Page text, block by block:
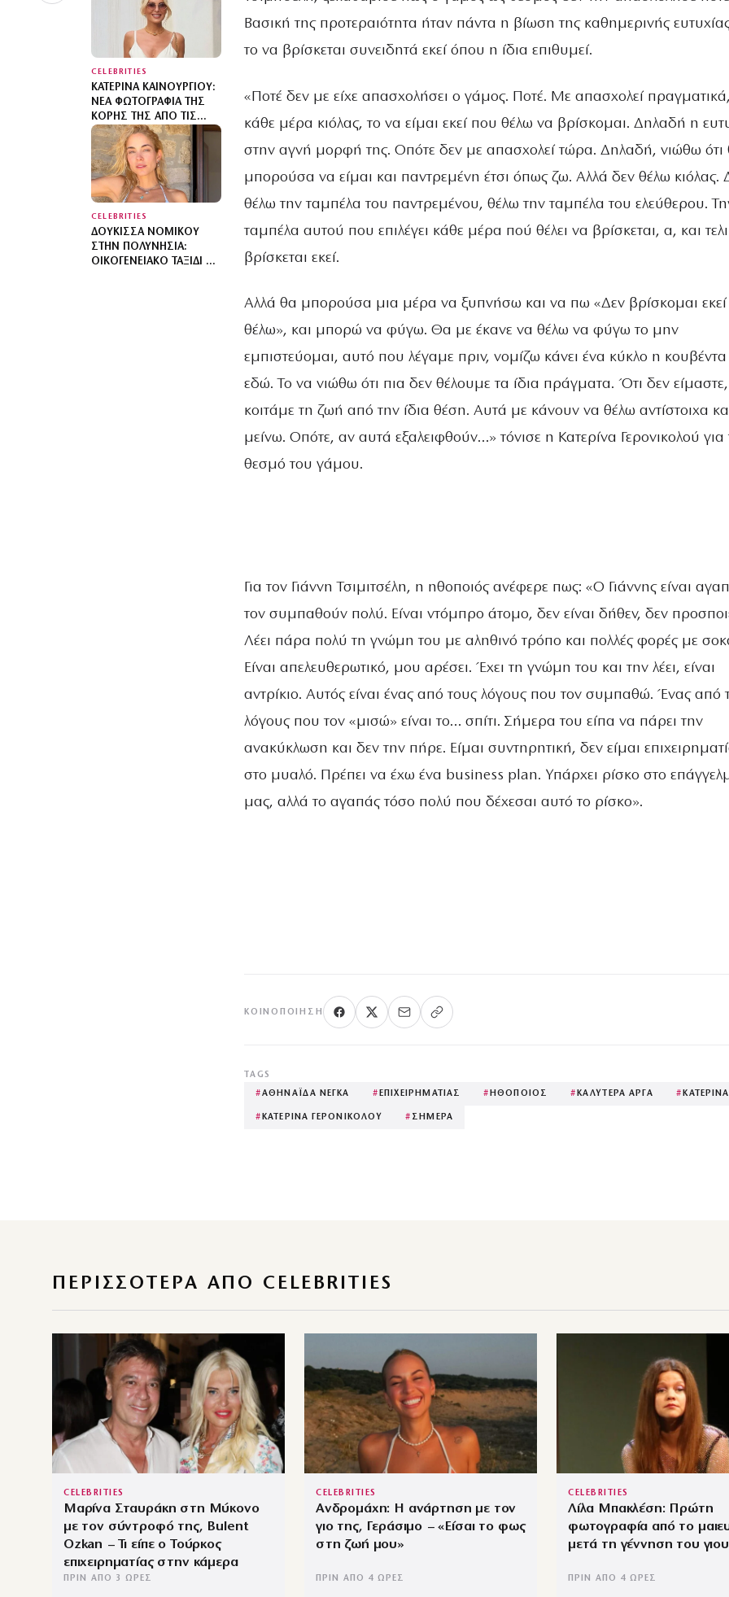
CELEBRITIES
ΚΑΤΕΡΊΝΑ ΚΑΙΝΟΎΡΓΙΟΥ:
ΝΈΑ ΦΩΤΟΓΡΑΦΊΑ ΤΗΣ
ΚΌΡΗΣ ΤΗΣ ΑΠΌ ΤΙΣ
ΔΙΑΚΟΠΈΣ ΤΟΥΣ ΣΤΗΝ
ΠΆΡΟ
CELEBRITIES
ΔΟΎΚΙΣΣΑ ΝΟΜΙΚΟΎ
ΣΤΗΝ ΠΟΛΥΝΗΣΊΑ:
ΟΙΚΟΓΕΝΕΙΑΚΌ ΤΑΞΊΔΙ ΜΕ
Βασική της προτεραιότητα ήταν πάντα η βίωση της καθημερινής
το να βρίσκεται συνειδητά εκεί όπου η ίδια επιθυμεί.
«Ποτέ δεν με είχε απασχολήσει ο γάμος. Ποτέ. Με απασχολεί
κάθε μέρα κιόλας, το να είμαι εκεί που θέλω να βρίσκομαι. Δηλαδή η
στην αγνή μορφή της. Οπότε δεν με απασχολεί τώρα. Δηλαδή, νιώθω ότι
μπορούσα να είμαι και παντρεμένη έτσι όπως ζω. Αλλά δεν θέλω κιόλας.
θέλω την ταμπέλα του παντρεμένου, θέλω την ταμπέλα του ελεύθερου.
ταμπέλα αυτού που επιλέγει κάθε μέρα πού θέλει να βρίσκεται, α, και
βρίσκεται εκεί.
Αλλά θα μπορούσα μια μέρα να ξυπνήσω και να πω «Δεν βρίσκομαι
θέλω», και μπορώ να φύγω. Θα με έκανε να θέλω να φύγω το μην
εμπιστεύομαι, αυτό που λέγαμε πριν, νομίζω κάνει ένα κύκλο η
εδώ. Το να νιώθω ότι πια δεν θέλουμε τα ίδια πράγματα. Ότι δεν
κοιτάμε τη ζωή από την ίδια θέση. Αυτά με κάνουν να θέλω αντίστοιχα
μείνω. Οπότε, αν αυτά εξαλειφθούν…» τόνισε η Κατερίνα Γερονικολού για
θεσμό του γάμου.
Για τον Γιάννη Τσιμιτσέλη, η ηθοποιός ανέφερε πως: «Ο Γιάννης είναι
τον συμπαθούν πολύ. Είναι ντόμπρο άτομο, δεν είναι δήθεν, δεν
Λέει πάρα πολύ τη γνώμη του με αληθινό τρόπο και πολλές φορές με
Είναι απελευθερωτικό, μου αρέσει. Έχει τη γνώμη του και την λέει, είναι
αντρίκιο. Αυτός είναι ένας από τους λόγους που τον συμπαθώ. Ένας από
λόγους που τον «μισώ» είναι το… σπίτι. Σήμερα του είπα να πάρει την
ανακύκλωση και δεν την πήρε. Είμαι συντηρητική, δεν είμαι
στο μυαλό. Πρέπει να έχω ένα business plan. Υπάρχει ρίσκο στο
μας, αλλά το αγαπάς τόσο πολύ που δέχεσαι αυτό το ρίσκο».
ΚΟΙΝΟΠΟΊΗΣΗ
TAGS
#ΑΘΗΝΑΪ́ΔΑ ΝΕΓΚΑ #ΕΠΙΧΕΙΡΗΜΑΤΙΑΣ #ΗΘΟΠΟΙΟΣ #ΚΑΛΥΤΕΡΑ ΑΡΓΑ #ΚΑΤΕΡΙΝΑ
#ΚΑΤΕΡΙΝΑ ΓΕΡΟΝΙΚΟΛΟΥ # ΣΗΜΕΡΑ
ΠΕΡΙΣΣΌΤΕΡΑ ΑΠΌ CELEBRITIES
CELEBRITIES
Μαρίνα Σταυράκη στη Μύκονο
με τον σύντροφό της, Bulent
Ozkan – Τι είπε ο Τούρκος
επιχειρηματίας στην κάμερα
ΠΡΙΝ ΑΠΌ 3 ΏΡΕΣ
CELEBRITIES
Ανδρομάχη: Η ανάρτηση με τον
γιο της, Γεράσιμο – «Είσαι το φως
στη ζωή μου»
ΠΡΙΝ ΑΠΌ 4 ΏΡΕΣ
CELEBRITIES
Λίλα Μπακλέση: Πρώτη
φωτογραφία από το
μετά τη γέννηση του
ΠΡΙΝ ΑΠΌ 4 ΏΡΕΣ